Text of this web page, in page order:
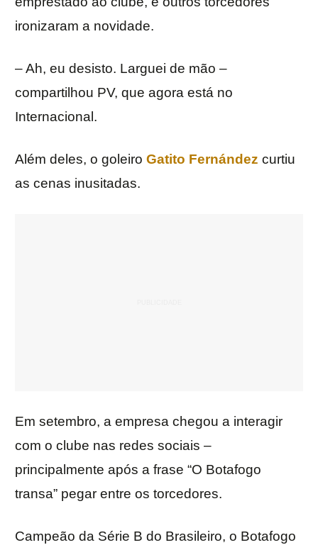
ironizaram a novidade.
– Ah, eu desisto. Larguei de mão –
compartilhou PV, que agora está no
Internacional.
Além deles, o goleiro Gatito Fernández curtiu
as cenas inusitadas.
Em setembro, a empresa chegou a interagir
com o clube nas redes sociais –
principalmente após a frase “O Botafogo
transa” pegar entre os torcedores.
Campeão da Série B do Brasileiro, o Botafogo